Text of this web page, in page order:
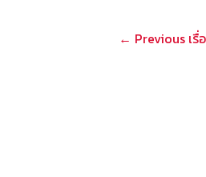
แนะแนว
← Previous เรื่